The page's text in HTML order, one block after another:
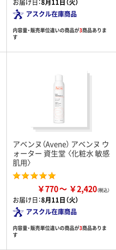
アスクル在庫商品
内容量・販売単位違いの商品が3商品ありま
す
アベンヌ（Avene） アベンヌ ウ
ォーター 資生堂 〈化粧水 敏感
肌用〉
￥770 ￥2,420
お届け日：8月11日（火）
アスクル在庫商品
内容量・販売単位違いの商品が3商品ありま
す